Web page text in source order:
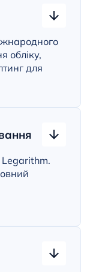
обліку,
для
Legarithm.